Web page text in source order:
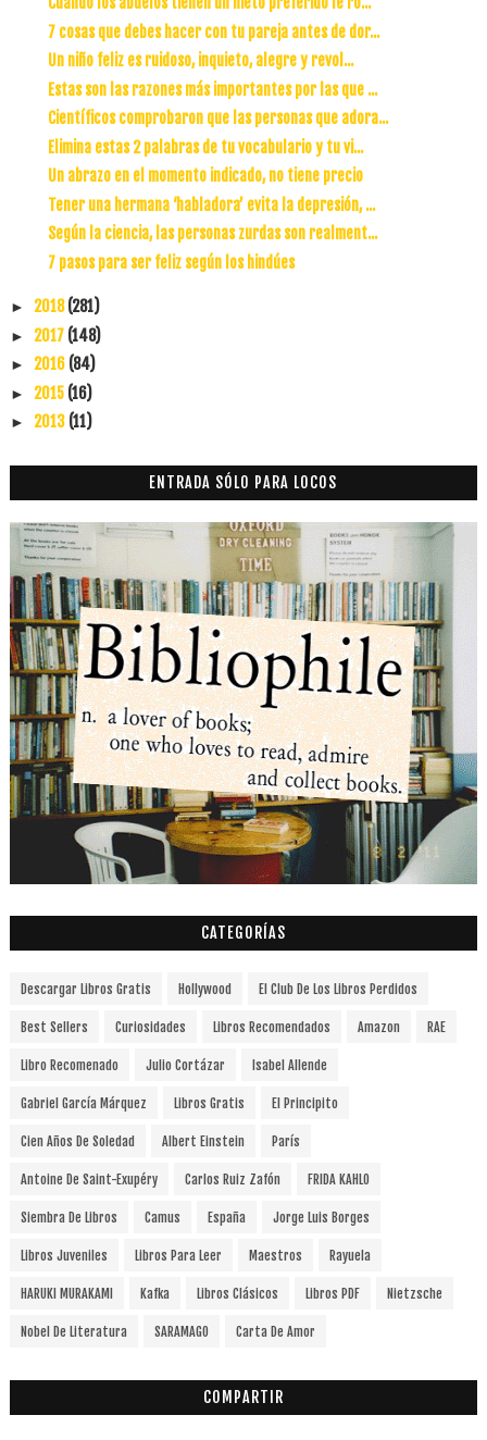
7 cosas que debes hacer con tu pareja antes de dor...
Un niño feliz es ruidoso, inquieto, alegre y revol...
Estas son las razones más importantes por las que ...
Científicos comprobaron que las personas que adora...
Elimina estas 2 palabras de tu vocabulario y tu vi...
Un abrazo en el momento indicado, no tiene precio
Tener una hermana ‘habladora’ evita la depresión, ...
Según la ciencia, las personas zurdas son realment...
7 pasos para ser feliz según los hindúes
► 2018(281)
► 2017 (148)
► 2016 (84)
► 2015 (16)
► 2013 (11)
ENTRADA SÓLO PARA LOCOS
CATEGORÍAS
Descargar Libros Gratis Hollywood El Club De Los Libros Perdidos
Best Sellers Curiosidades Libros Recomendados Amazon RAE
Libro Recomenado Julio Cortázar Isabel Allende
Gabriel García Márquez Libros Gratis El Principito
Cien Años De Soledad Albert Einstein París
Antoine De Saint-Exupéry Carlos Ruiz Zafón FRIDA KAHLO
Siembra De Libros Camus España Jorge Luis Borges
Libros Juveniles Libros Para Leer Maestros Rayuela
HARUKI MURAKAMI Kafka Libros Clásicos Libros PDF Nietzsche
Nobel De Literatura SARAMAGO Carta De Amor
COMPARTIR